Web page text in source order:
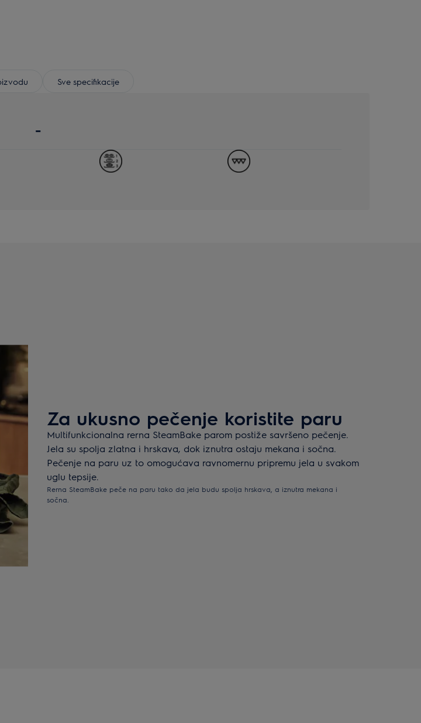
Sve specifikacije
-
Za ukusno pečenje koristite paru
Multifunkcionalna rerna SteamBake parom postiže savršeno pečenje.
Jela su spolja zlatna i hrskava, dok iznutra ostaju mekana i sočna.
Pečenje na paru uz to omogućava ravnomernu pripremu jela u svakom
uglu tepsije.
Rerna SteamBake peče na paru tako da jela budu spolja hrskava, a iznutra mekana i
sočna.